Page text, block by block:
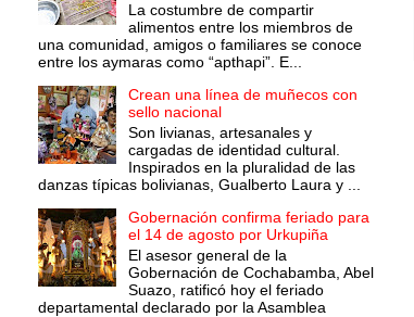
La costumbre de compartir
alimentos entre los miembros de
una comunidad, amigos o familiares se conoce
entre los aymaras como “apthapi”. E...
Crean una línea de muñecos con
sello nacional
Son livianas, artesanales y
cargadas de identidad cultural.
Inspirados en la pluralidad de las
danzas típicas bolivianas, Gualberto Laura y ...
Gobernación confirma feriado para
el 14 de agosto por Urkupiña
El asesor general de la
Gobernación de Cochabamba, Abel
Suazo, ratificó hoy el feriado
departamental declarado por la Asamblea